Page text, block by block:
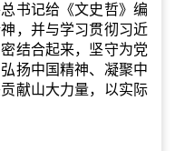
书记给《文史哲》编
，并与学习贯彻习近
结合起来，坚守为党
扬中国精神、凝聚中
献山大力量，以实际